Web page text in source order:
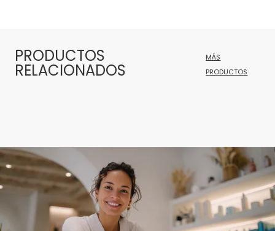
PRODUCTOS
RELACIONADOS
MÁS
PRODUCTOS